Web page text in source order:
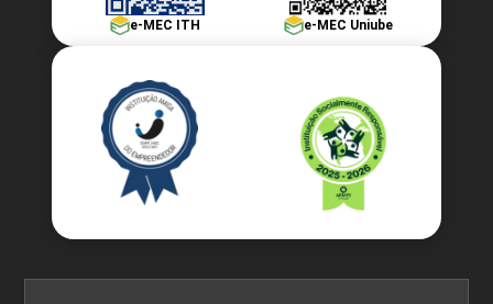
e-MEC ITH e-MEC Uniube